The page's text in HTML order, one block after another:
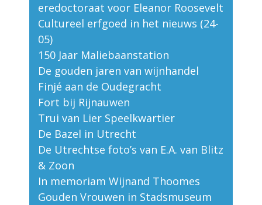
eredoctoraat voor Eleanor Roosevelt
Cultureel erfgoed in het nieuws (24-
05)
150 Jaar Maliebaanstation
De gouden jaren van wijnhandel
Finjé aan de Oudegracht
Fort bij Rijnauwen
Trui van Lier Speelkwartier
De Bazel in Utrecht
De Utrechtse foto’s van E.A. van Blitz
& Zoon
In memoriam Wijnand Thoomes
Gouden Vrouwen in Stadsmuseum